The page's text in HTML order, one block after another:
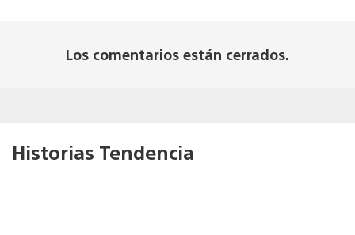
Los comentarios están cerrados.
Historias Tendencia